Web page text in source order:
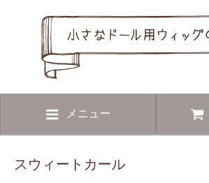
メニュー
スウィートカール